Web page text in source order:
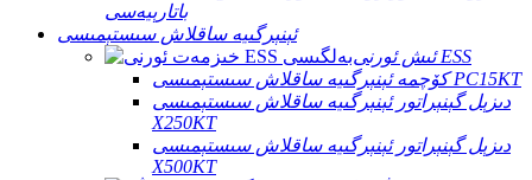
باتارېيەسى
ئېنېرگىيە ساقلاش سىستېمىسى
ئىش ئورنى ESS
كۆچمە ئېنېرگىيە ساقلاش سىستېمىسى PC15KT
دىزېل گېنېراتور ئېنېرگىيە ساقلاش سىستېمىسى
X250KT
دىزېل گېنېراتور ئېنېرگىيە ساقلاش سىستېمىسى
X500KT